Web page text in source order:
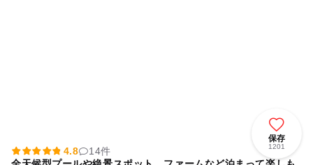
保存
1201
4.8
14件